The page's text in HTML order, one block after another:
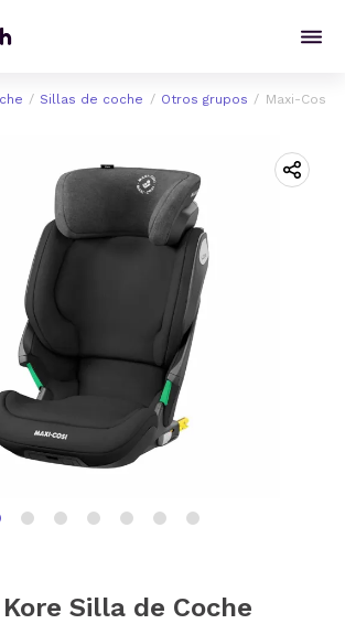
Sillas de coche Otros grupos Maxi-Cosi
Silla de Coche